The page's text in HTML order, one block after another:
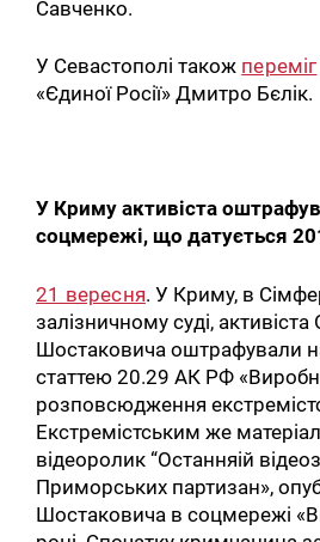
Савченко.
У Севастополі також переміг
«Єдиної Росії» Дмитро Бєлік.
У Криму активіста
соцмережі, що датується
21 вересня. У Криму, в
залізничному суді, активіста
Шостаковича оштрафували
статтею 20.29 АК РФ
розповсюдження
Екстремістським же
відеоролик “Останняій
Приморських партизан»,
Шостаковича в соцмережі